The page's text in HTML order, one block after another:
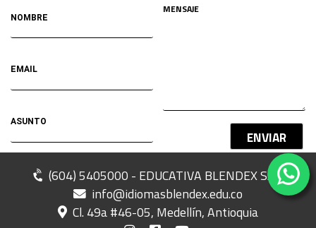
(604) 5405000 - EDUCATIVA BLENDEX SAS
info@idiomasblendex.edu.co
Cl. 49a #46-05, Medellín, Antioquia
ENVIAR